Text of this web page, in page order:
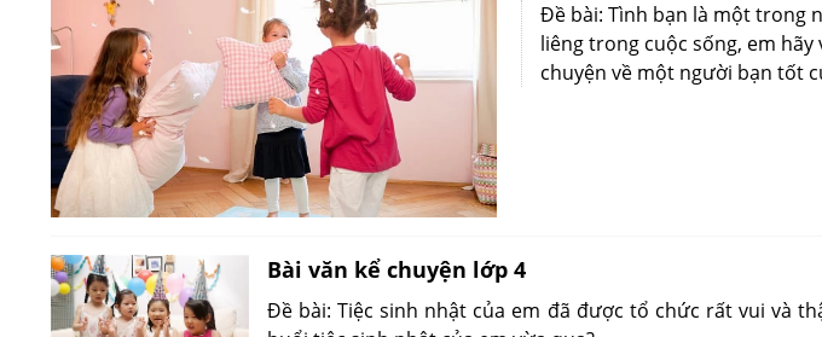
Đề bài: Tình bạn là một trong
liêng trong cuộc sống, em hãy
chuyện về một người bạn tốt
Bài văn kể chuyện lớp 4
Đề bài: Tiệc sinh nhật của em đã được tổ chức rất vui và